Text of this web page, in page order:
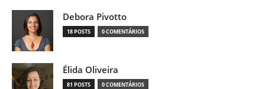
Debora Pivotto
18 POSTS 0 COMENTÁRIOS
Élida Oliveira
81 POSTS 0 COMENTÁRIOS